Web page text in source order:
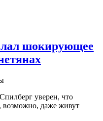
шокирующее
уверен, что
возможно, даже живут